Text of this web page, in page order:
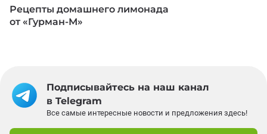
Рецепты домашнего лимонада
от «Гурман-М»
Подписывайтесь на наш канал
в Telegram
Все самые интересные новости и предложения здесь!